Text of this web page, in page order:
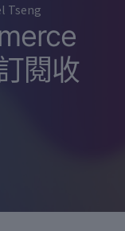
Tseng
閱收